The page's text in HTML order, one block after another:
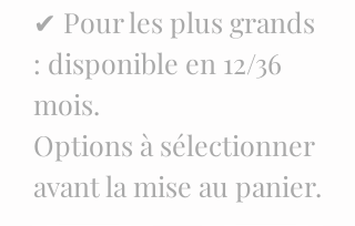
✔ Pour les plus grands
: disponible en 12/36
mois.
Options à sélectionner
avant la mise au panier.